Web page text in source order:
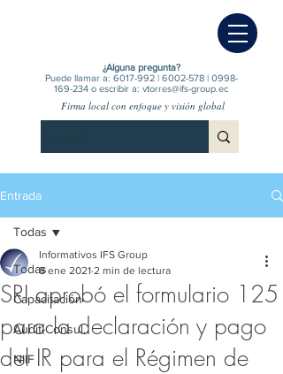
¿Alguna pregunta?
Puede llamar a: 6017-992| 6002-578| 0998-
169-234 o escribir a: vtorres@ifs-group.ec
Firma local con enfoque y visión global
Entrada
Todas
Capacitación
Audit-Consul.
NIIF
Todas
SRI aprobó el formulario 125
para la declaración y pago
del IR para el Régimen de
Informativos IFS Group
8 ene 2021 2 min de lectura